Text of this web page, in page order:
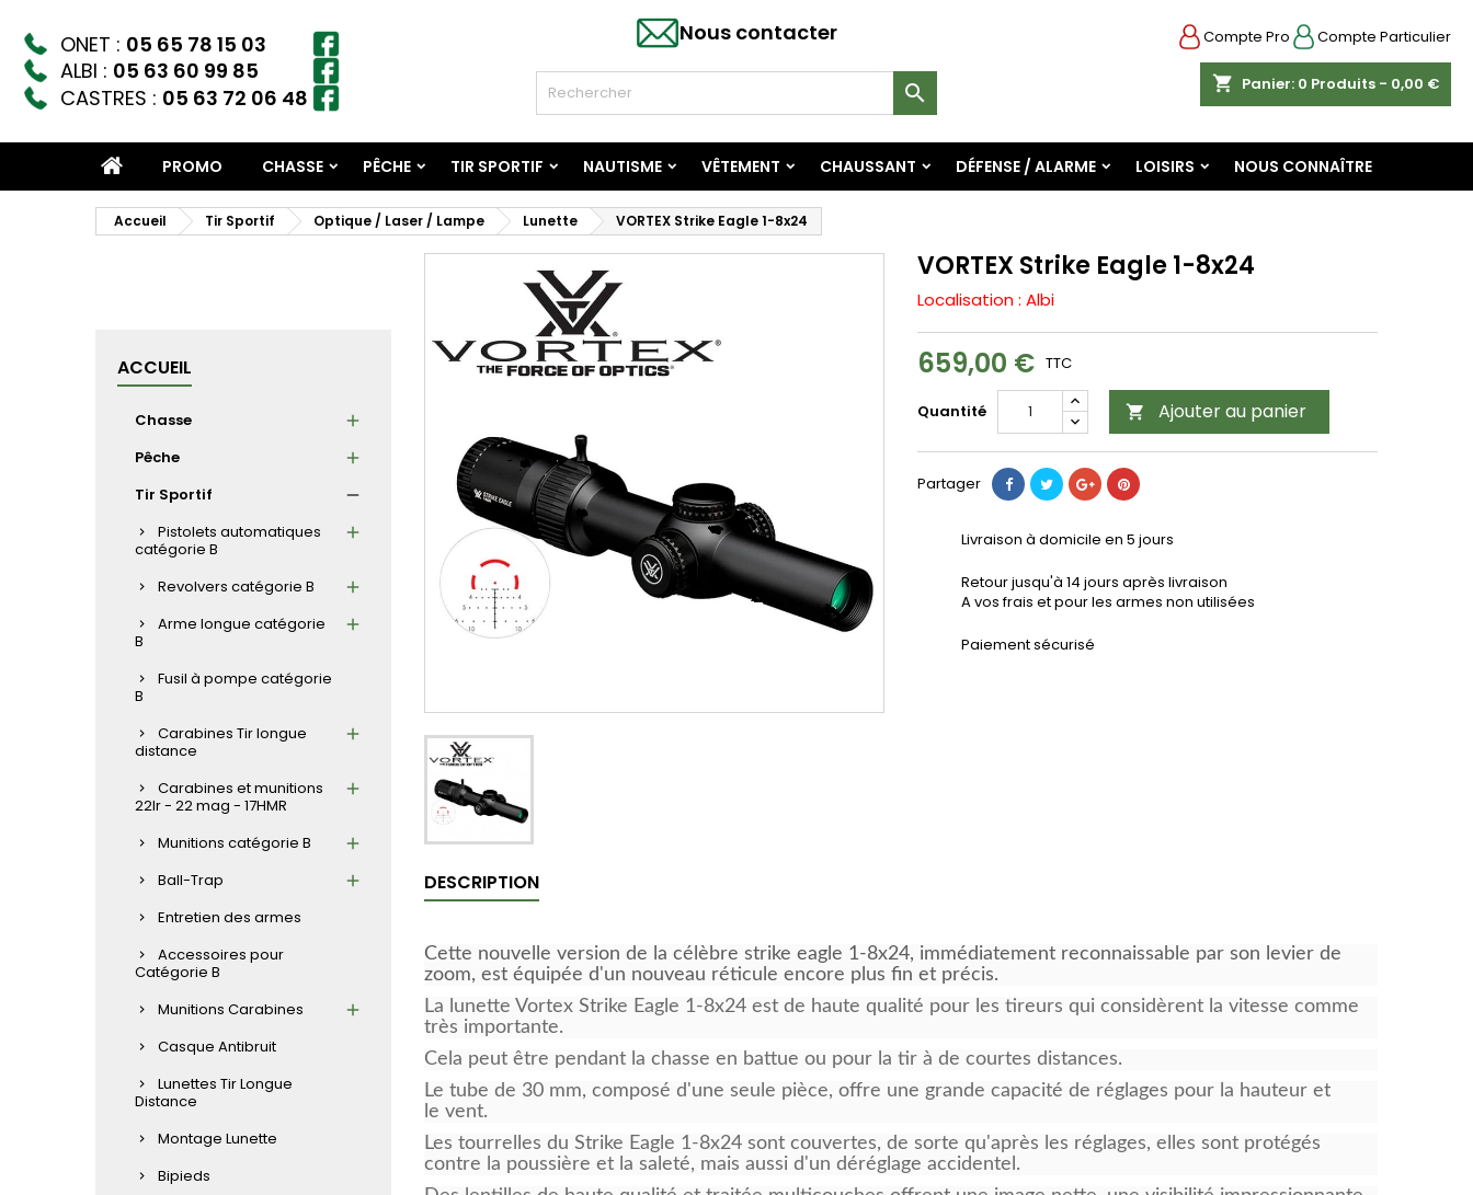
ONET : 05 65 78 15 03
ALBI : 05 63 60 99 85
CASTRES : 05 63 72 06 48
Nous contacter

Compte Pro Compte Particulier
shopping_cart Panier: 0 Produits - 0,00 €
PROMO CHASSE PÊCHE TIR SPORTIF NAUTISME VÊTEMENT CHAUSSANT DÉFENSE / ALARME LOISIRS NOUS CONNAÎTRE
Accueil Tir Sportif Optique / Laser / Lampe Lunette VORTEX Strike Eagle 1-8x24
ACCUEIL
Chasse
Pêche
Tir Sportif
Pistolets automatiques
catégorie B
Revolvers catégorie B
Arme longue catégorie
B
Fusil à pompe catégorie
B
Carabines Tir longue
distance
Carabines et munitions
22lr - 22 mag - 17HMR
Munitions catégorie B
Ball-Trap
Entretien des armes
Accessoires pour
Catégorie B
Munitions Carabines
Casque Antibruit
Lunettes Tir Longue
Distance
Montage Lunette
Bipieds
VORTEX Strike Eagle 1-8x24
Localisation : Albi
659,00 € TTC
Quantité  Ajouter au panier
Partager
Livraison à domicile en 5 jours
Retour jusqu'à 14 jours après livraison
A vos frais et pour les armes non utilisées
Paiement sécurisé
DESCRIPTION
Cette nouvelle version de la célèbre strike eagle 1-8x24, immédiatement reconnaissable par son levier de
zoom, est équipée d'un nouveau réticule encore plus fin et précis.
La lunette Vortex Strike Eagle 1-8x24 est de haute qualité pour les tireurs qui considèrent la vitesse comme
très importante.
Cela peut être pendant la chasse en battue ou pour la tir à de courtes distances.
Le tube de 30 mm, composé d'une seule pièce, offre une grande capacité de réglages pour la hauteur et
le vent.
Les tourrelles du Strike Eagle 1-8x24 sont couvertes, de sorte qu'après les réglages, elles sont protégés
contre la poussière et la saleté, mais aussi d'un déréglage accidentel.